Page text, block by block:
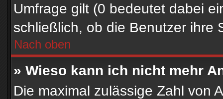
Umfrage gilt (0 bedeutet dabei
schließlich, ob die Benutzer ihre
Nach oben
» Wieso kann ich nicht mehr
Die maximal zulässige Zahl von